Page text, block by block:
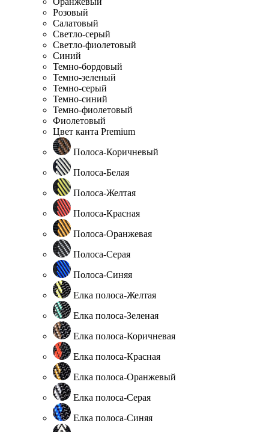
Розовый
Салатовый
Светло-серый
Светло-фиолетовый
Синий
Темно-бордовый
Темно-зеленый
Темно-серый
Темно-синий
Темно-фиолетовый
Фиолетовый
Цвет канта Premium
Полоса-Коричневый
Полоса-Белая
Полоса-Желтая
Полоса-Красная
Полоса-Оранжевая
Полоса-Серая
Полоса-Синяя
Елка полоса-Желтая
Елка полоса-Зеленая
Елка полоса-Коричневая
Елка полоса-Красная
Елка полоса-Оранжевый
Елка полоса-Серая
Елка полоса-Синяя